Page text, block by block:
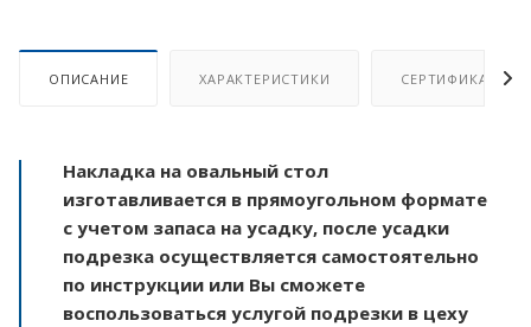
ОПИСАНИЕ ХАРАКТЕРИСТИКИ СЕРТИФИКАТ
Накладка на овальный стол
изготавливается в прямоугольном формате
с учетом запаса на усадку, после усадки
подрезка осуществляется самостоятельно
по инструкции или Вы сможете
воспользоваться услугой подрезки в цеху